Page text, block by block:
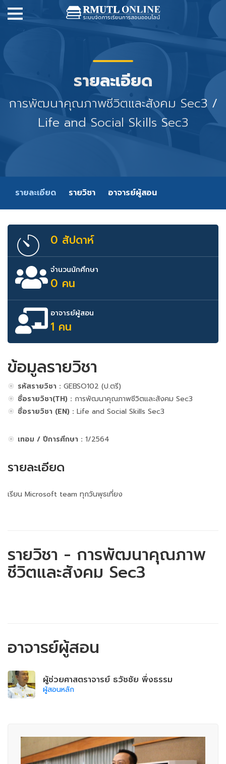
รายละเอียด
การพัฒนาคุณภาพชีวิตและสังคม Sec3 /
Life and Social Skills Sec3
รายละเอียด รายวิชา อาจารย์ผู้สอน
0 สัปดาห์
จำนวนนักศึกษา
0 คน
อาจารย์ผู้สอน
1 คน
ข้อมูลรายวิชา
รหัสรายวิชา : GEBSO102 (ป.ตรี)
ชื่อรายวิชา(TH) : การพัฒนาคุณภาพชีวิตและสังคม Sec3
ชื่อรายวิชา (EN) : Life and Social Skills Sec3
เทอม / ปีการศึกษา : 1/2564
รายละเอียด
เรียน Microsoft team ทุกวันพุธเที่ยง
รายวิชา - การพัฒนาคุณภาพ
ชีวิตและสังคม Sec3
อาจารย์ผู้สอน
ผู้ช่วยศาสตราจารย์ ธวัชชัย พึ่งธรรม
ผู้สอนหลัก